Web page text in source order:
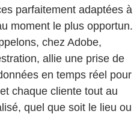
parfaitement adaptées à
moment le plus opportun.
chez Adobe,
allie une prise de
en temps réel pour
chaque cliente tout au
quel que soit le lieu ou